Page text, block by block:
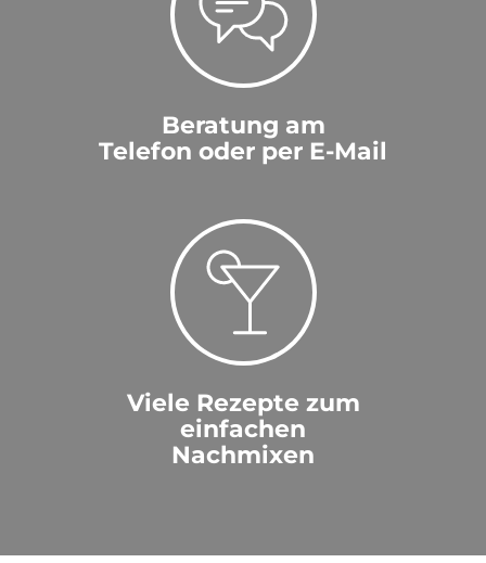
Beratung am
Telefon oder per E-Mail
Viele Rezepte zum
einfachen
Nachmixen